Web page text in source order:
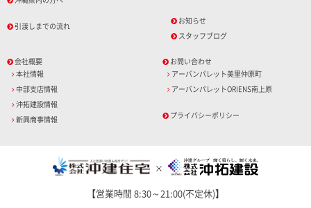
引渡しまでの流れ
お知らせ
スタッフブログ
会社概要
本社情報
中部支店情報
沖拓建設情報
新興商事情報
お問い合わせ
アーバンパレット美里仲原町
アーバンパレットORIENS南上原
プライバシーポリシー
【営業時間 8:30～21:00(不定休)】